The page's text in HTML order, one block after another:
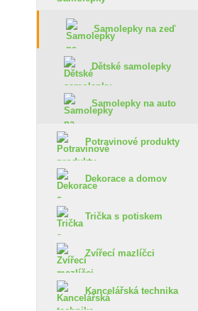
Samolepky na zeď
Dětské samolepky
Samolepky na auto
Potravinové produkty
Dekorace a domov
Trička s potiskem
Zvířecí mazlíčci
Kancelářská technika